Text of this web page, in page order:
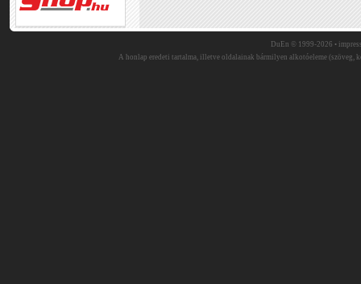
DuEn © 1999-2026 •
A honlap eredeti tartalma, illetve oldalainak bármilyen alkotóeleme (szöveg,